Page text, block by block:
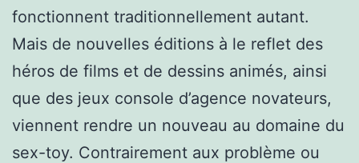
fonctionnent traditionnellement autant.
Mais de nouvelles éditions à le reflet des
héros de films et de dessins animés, ainsi
que des jeux console d’agence novateurs,
viennent rendre un nouveau au domaine du
sex-toy. Contrairement aux problème ou